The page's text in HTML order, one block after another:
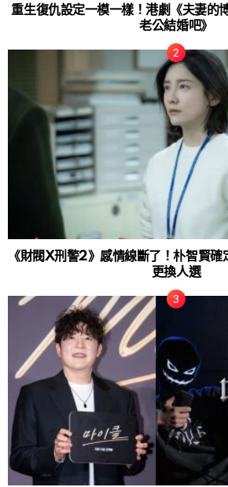
重生復仇設定一模一樣！港劇《夫妻的
老公結婚吧》
《財閥X刑警2》感情線斷了！朴智賢
更換人選